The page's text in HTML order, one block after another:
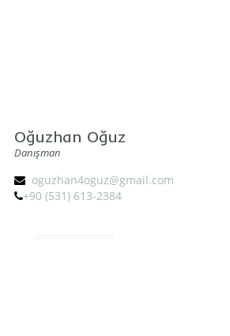
Oğuzhan Oğuz
Danışman
oguzhan4oguz@gmail.com
+90 (531) 613-2384